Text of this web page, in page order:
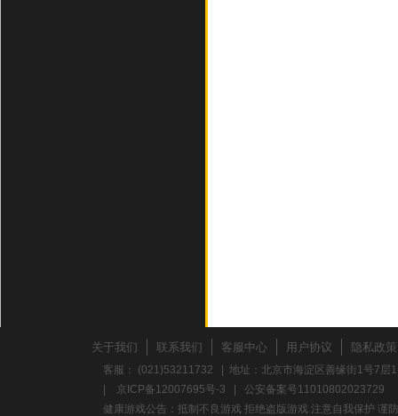
关于我们 联系我们 客服中心 用户协议 隐私政策
客服： (021)53211732 | 地址：北京市海淀区善缘街1号7
京ICP备12007695号-3
公安备案号11010802023729
健康游戏公告：抵制不良游戏 拒绝盗版游戏 注意自我保护 谨